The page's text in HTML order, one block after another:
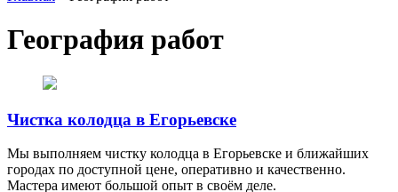
География работ
Чистка колодца в Егорьевске
Мы выполняем чистку колодца в Егорьевске и ближайших
городах по доступной цене, оперативно и качественно.
Мастера имеют большой опыт в своём деле.